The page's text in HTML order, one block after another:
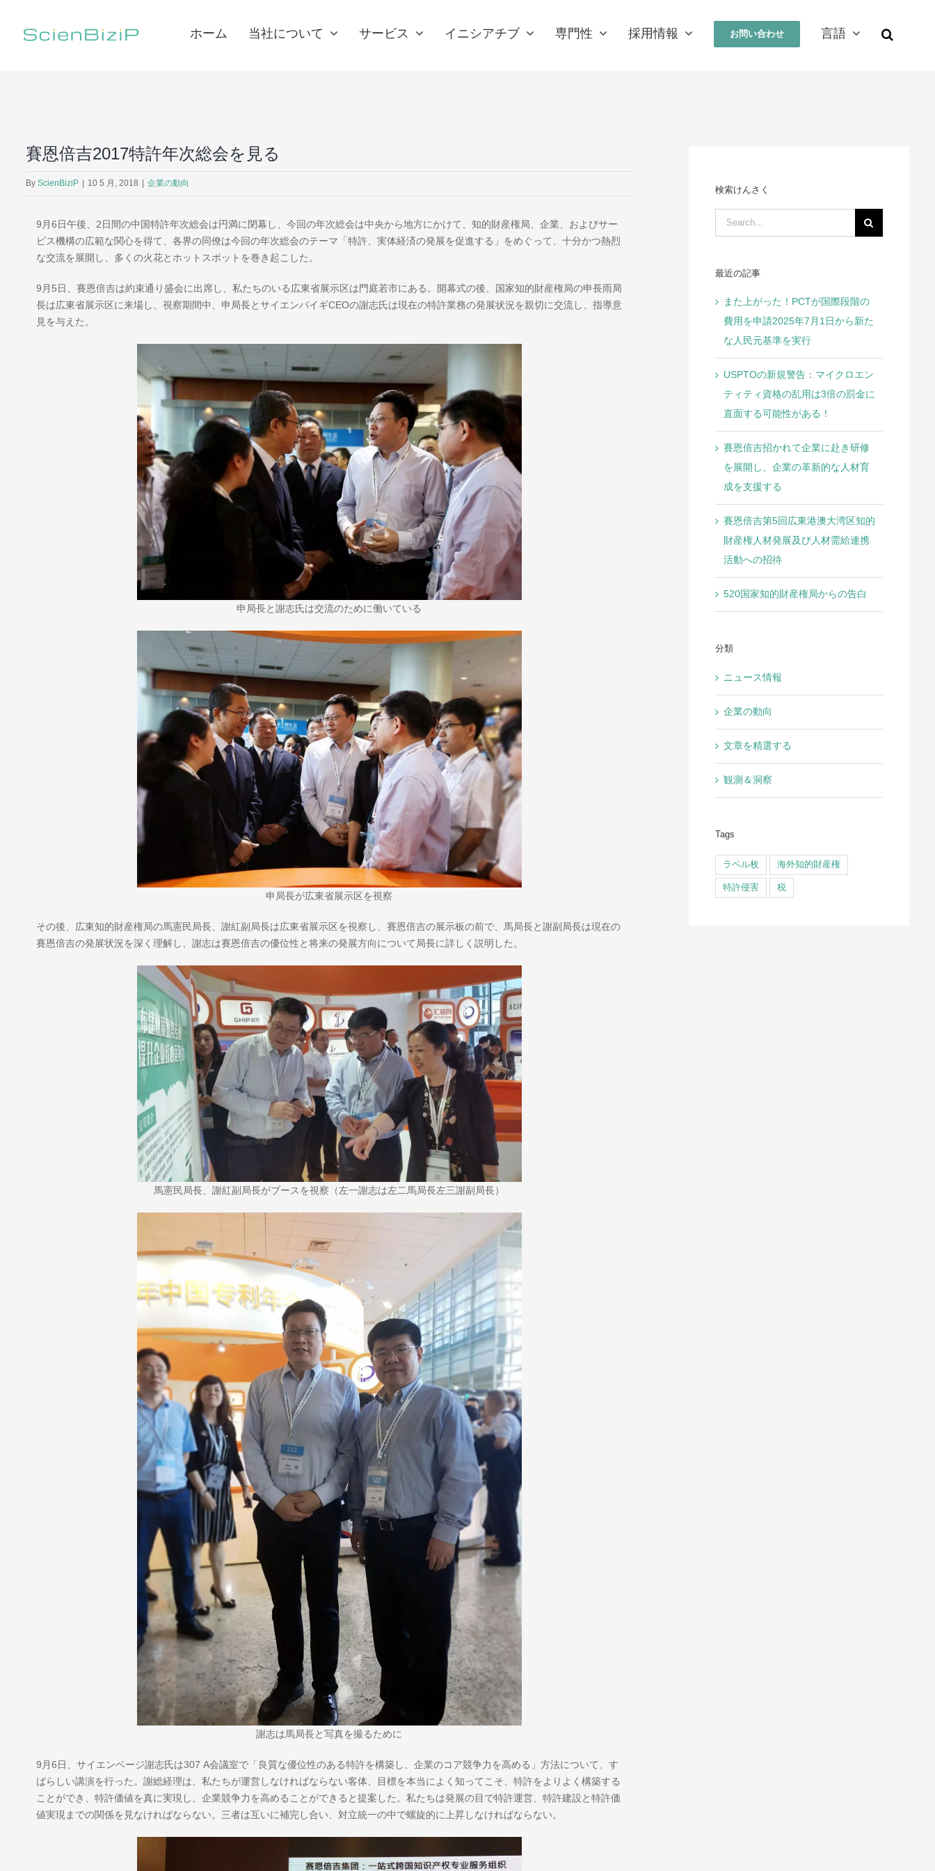
ホーム 当社について サービス イニシアチブ 専門性 採用情報 お問い合わせ 言語
賽恩倍吉2017特許年次総会を見る
By ScienBiziP 10 5 月, 2018 企業の動向
9月6日午後、2日間の中国特許年次総会は円満に閉幕し、今回の年次総会は中央から地方にかけて、知的財産権局、企業、およびサー
ビス機構の広範な関心を得て、各界の同僚は今回の年次総会のテーマ「特許、実体経済の発展を促進する」をめぐって、十分かつ熱烈
な交流を展開し、多くの火花とホットスポットを巻き起こした。
9月5日、賽恩倍吉は約束通り盛会に出席し、私たちのいる広東省展示区は門庭若市にある。開幕式の後、国家知的財産権局の申長雨局
長は広東省展示区に来場し、視察期間中、申局長とサイエンバイギCEOの謝志氏は現在の特許業務の発展状況を親切に交流し、指導意
見を与えた。
申局長と謝志氏は交流のために働いている
申局長が広東省展示区を視察
その後、広東知的財産権局の馬憲民局長、謝紅副局長は広東省展示区を視察し、賽恩倍吉の展示板の前で、馬局長と謝副局長は現在の
賽恩倍吉の発展状況を深く理解し、謝志は賽恩倍吉の優位性と将来の発展方向について局長に詳しく説明した。
馬憲民局長、謝紅副局長がブースを視察（左一謝志は左二馬局長左三謝副局長）
謝志は馬局長と写真を撮るために
9月6日、サイエンベージ謝志氏は307 A会議室で「良質な優位性のある特許を構築し、企業のコア競争力を高める」方法について、す
ばらしい講演を行った。謝総経理は、私たちが運営しなければならない客体、目標を本当によく知ってこそ、特許をよりよく構築する
ことができ、特許価値を真に実現し、企業競争力を高めることができると提案した。私たちは発展の目で特許運営、特許建設と特許価
値実現までの関係を見なければならない。三者は互いに補完し合い、対立統一の中で螺旋的に上昇しなければならない。
検索けんさく
Search
for:
最近の記事
また上がった！PCTが国際段階の
費用を申請2025年7月1日から新た
な人民元基準を実行
USPTOの新規警告：マイクロエン
ティティ資格の乱用は3倍の罰金に
直面する可能性がある！
賽恩倍吉招かれて企業に赴き研修
を展開し、企業の革新的な人材育
成を支援する
賽恩倍吉第5回広東港澳大湾区知的
財産権人材発展及び人材需給連携
活動への招待
520国家知的財産権局からの告白
分類
ニュース情報
企業の動向
文章を精選する
観測＆洞察
Tags
ラベル枚 海外知的財産権
特許侵害 税